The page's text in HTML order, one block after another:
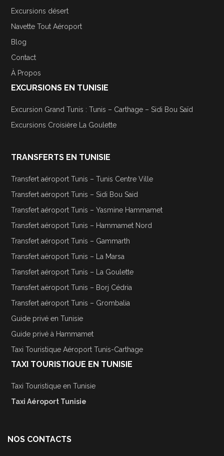
Excursions désert
Navette Tout Aéroport
Blog
Contact
À Propos
EXCURSIONS EN TUNISIE
Excursion Grand Tunis : Tunis – Carthage – Sidi Bou Saïd
Excursions Croisière La Goulette
TRANSFERTS EN TUNISIE
Transfert aéroport Tunis – Tunis Centre Ville
Transfert aéroport Tunis – Sidi Bou Said
Transfert aéroport Tunis – Yasmine Hammamet
Transfert aéroport Tunis – Hammamet Nord
Transfert aéroport Tunis – Gammarth
Transfert aéroport Tunis – La Marsa
Transfert aéroport Tunis – La Goulette
Transfert aéroport Tunis – Borj Cédria
Transfert aéroport Tunis – Grombalia
Guide privé en Tunisie
Guide privé à Hammamet
Taxi Touristique Aéroport Tunis-Carthage
TAXI TOURISTIQUE EN TUNISIE
Taxi Touristique en Tunisie
Taxi Aéroport Tunisie
NOS CONTACTS